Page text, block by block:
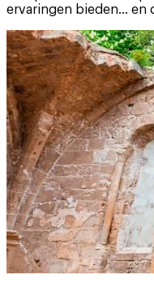
ervaringen bieden... en